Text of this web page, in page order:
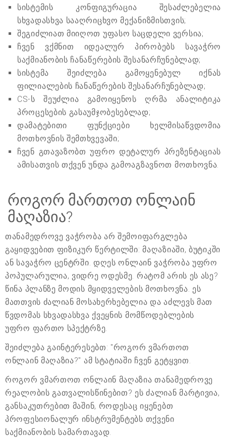
სისტემის კონფიგურაცია შესაძლებელია
სხვადასხვა სააღრიცხვო მექანიზმისთვის;
შეგიძლიათ მიიღოთ უფასო საცდელი ვერსია;
ჩვენ ვქმნით იდეალურ პირობებს სავაჭრო
საქმიანობის ჩანაწერების შესანარჩუნებლად;
სისტემა შეიძლება გამოყენებულ იქნას
ფილიალების ჩანაწერების შესანარჩუნებლად;
CS-ს შეუძლია გამოიყენოს ღრმა ანალიტიკა
პროცესების გასაუმჯობესებლად;
დამატებითი ფუნქციები ხელმისაწვდომია
მოთხოვნის შემთხვევაში;
ჩვენ გთავაზობთ უფრო დეტალურ პრეზენტაციას
ამისათვის თქვენ უნდა გამოაგზავნოთ მოთხოვნა.
როგორ მართოთ ონლაინ
მაღაზია?
თანამედროვე ვაჭრობა არ შემოიფარგლება
გაყიდვებით ფიზიკურ წერტილში: მაღაზიაში, ბუტიკში
ან სავაჭრო ცენტრში. დღეს ონლაინ ვაჭრობა უფრო
პოპულარულია, ვიდრე ოდესმე. რატომ არის ეს ასე?
წინა პლანზე მოდის მყიდველების მოთხოვნა. ეს
მათთვის ძალიან მოსახერხებელია და აძლევს მათ
წვდომას სხვადასხვა ქვეყნის მომწოდებლების
უფრო ფართო სპექტრზე.
შეიძლება გაინტერესებთ: "როგორ ვმართოთ
ონლაინ მაღაზია?" ამ სტატიაში ჩვენ გეტყვით.
როგორ ვმართოთ ონლაინ მაღაზია თანამედროვე
რეალობის გათვალისწინებით? ეს ძალიან მარტივია,
განსაკუთრებით მაშინ, როდესაც იყენებთ
პროფესიონალურ ინსტრუმენტებს თქვენი
საქმიანობის სამართავად.